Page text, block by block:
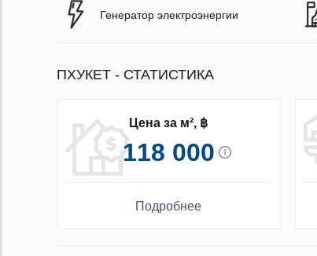
Генератор электроэнергии
ПХУКЕТ - СТАТИСТИКА
Цена за м², ฿
118 000
Подробнее